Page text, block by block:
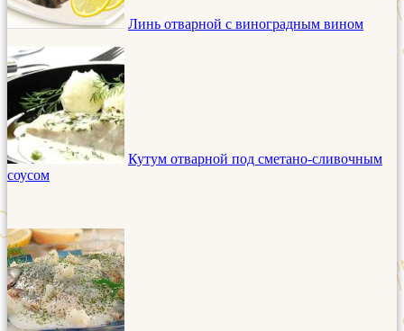
Линь отварной с виноградным вином
Кутум отварной под сметано-сливочным
соусом